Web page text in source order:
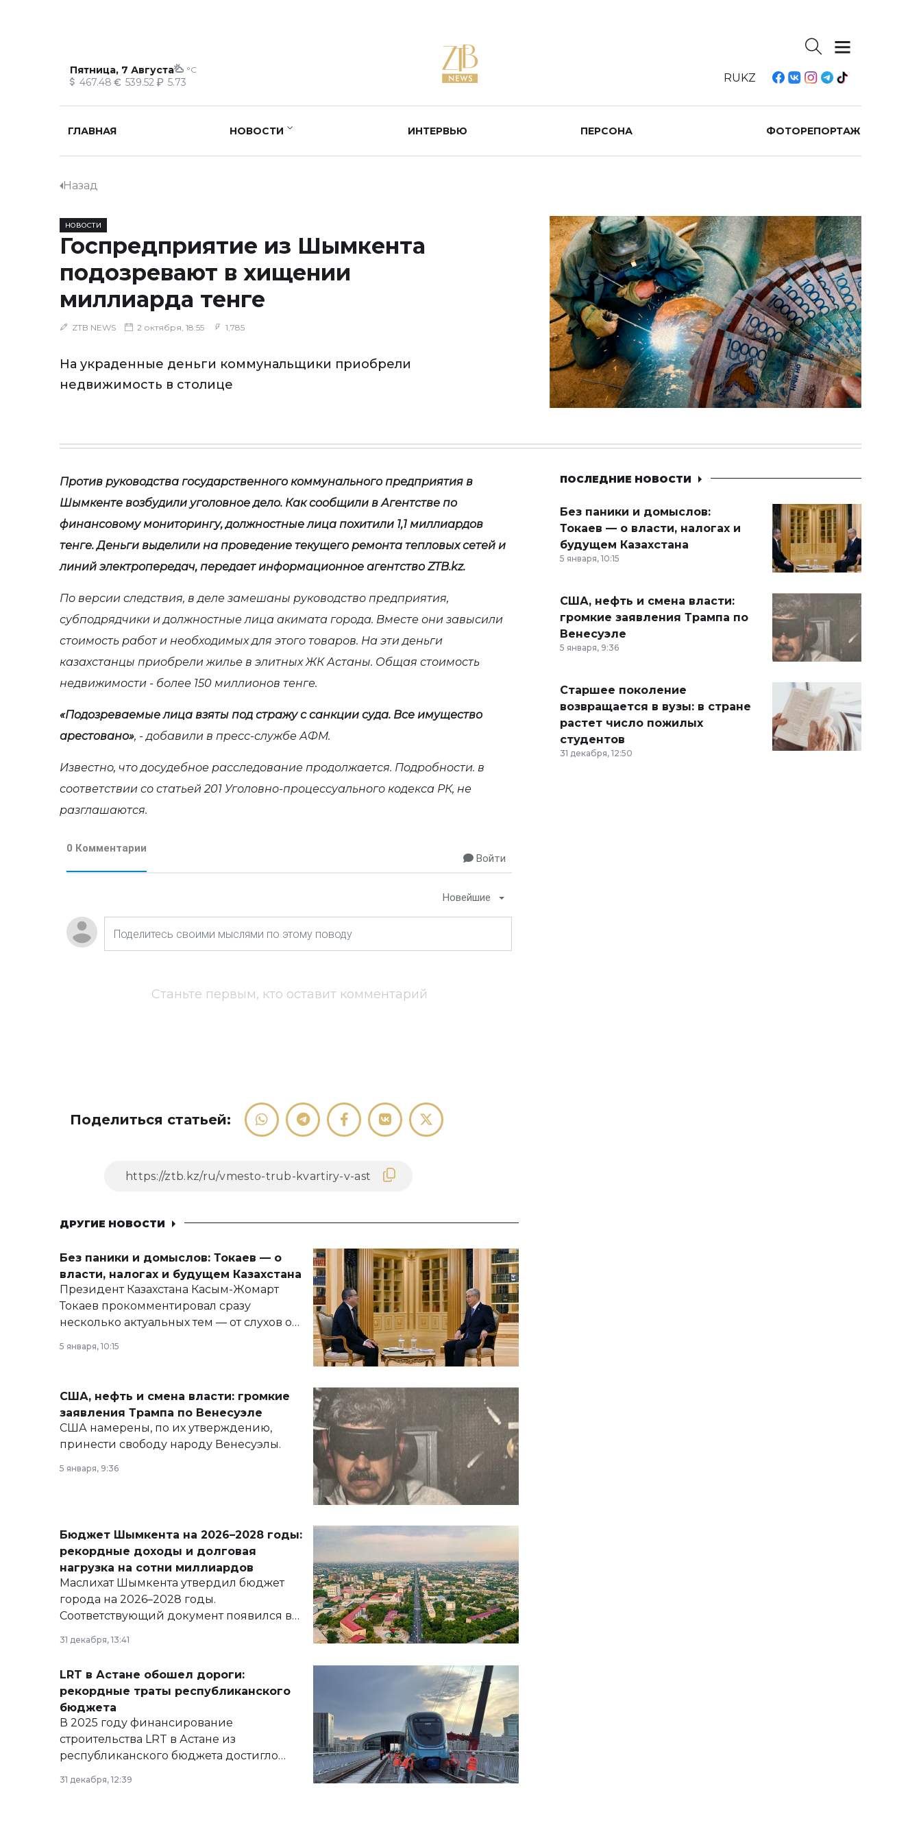
Пятница, 7 Августа °C
467.48 539.52 5.73 RUKZ
ГЛАВНАЯ НОВОСТИ ИНТЕРВЬЮ ПЕРСОНА ФОТОРЕПОРТАЖ
Назад
НОВОСТИ
Госпредприятие из Шымкента
подозревают в хищении
миллиарда тенге
ZTB NEWS 2 октября, 18:55 1,785
На украденные деньги коммунальщики приобрели
недвижимость в столице
Против руководства государственного коммунального предприятия в
Шымкенте возбудили уголовное дело. Как сообщили в Агентстве по
финансовому мониторингу, должностные лица похитили 1,1 миллиардов
тенге. Деньги выделили на проведение текущего ремонта тепловых сетей и
линий электропередач, передает информационное агентство ZTB.kz.
По версии следствия, в деле замешаны руководство предприятия,
субподрядчики и должностные лица акимата города. Вместе они завысили
стоимость работ и необходимых для этого товаров. На эти деньги
казахстанцы приобрели жилье в элитных ЖК Астаны. Общая стоимость
недвижимости - более 150 миллионов тенге.
«Подозреваемые лица взяты под стражу с санкции суда. Все имущество
арестовано», - добавили в пресс-службе АФМ.
Известно, что досудебное расследование продолжается. Подробности. в
соответствии со статьей 201 Уголовно-процессуального кодекса РК, не
разглашаются.
0 Комментарии
Войти
Новейшие
Станьте первым, кто оставит комментарий
Поделиться статьей:
ДРУГИЕ НОВОСТИ
Без паники и домыслов: Токаев — о
власти, налогах и будущем Казахстана
Президент Казахстана Касым-Жомарт
Токаев прокомментировал сразу
несколько актуальных тем — от слухов о
армии, экономики и личного здоровья.
5 января, 10:15
США, нефть и смена власти: громкие
заявления Трампа по Венесуэле
США намерены, по их утверждению,
принести свободу народу Венесуэлы.
5 января, 9:36
Бюджет Шымкента на 2026–2028 годы:
рекордные доходы и долговая
нагрузка на сотни миллиардов
Маслихат Шымкента утвердил бюджет
города на 2026–2028 годы.
Соответствующий документ появился в
базе нормативных правовых актов и на
сайте маслихат города.
31 декабря, 13:41
LRT в Астане обошел дороги:
рекордные траты республиканского
бюджета
В 2025 году финансирование
строительства LRT в Астане из
республиканского бюджета достигло
рекордных объемов.
31 декабря, 12:39
ПОСЛЕДНИЕ НОВОСТИ
Без паники и домыслов:
Токаев — о власти, налогах и
будущем Казахстана
5 января, 10:15
США, нефть и смена власти:
громкие заявления Трампа по
Венесуэле
5 января, 9:36
Старшее поколение
возвращается в вузы: в стране
растет число пожилых
студентов
31 декабря, 12:50